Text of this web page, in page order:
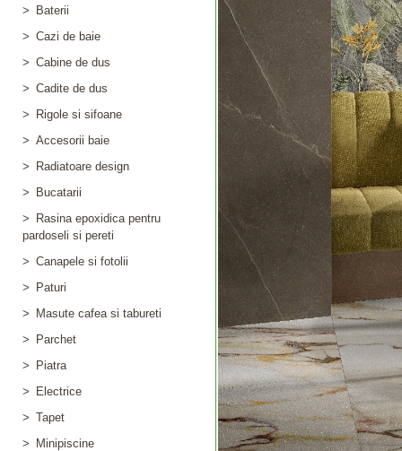
>
Baterii
> Cazi de baie
> Cabine de dus
> Cadite de dus
>
Rigole si sifoane
> Accesorii baie
>
Radiatoare design
>
Bucatarii
>
Rasina epoxidica pentru
pardoseli si pereti
> Canapele si fotolii
>
Paturi
>
Masute cafea si tabureti
>
Parchet
>
Piatra
>
Electrice
> Tapet
>
Minipiscine